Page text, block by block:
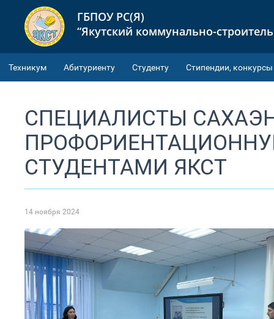
ГБПОУ РС(Я)
“Якутский коммунально-
Техникум Абитуриенту Студенту Cтипендии, конкурсы
СПЕЦИАЛИСТЫ
СТУДЕНТАМИ ЯКСТ
14 ноября 2024